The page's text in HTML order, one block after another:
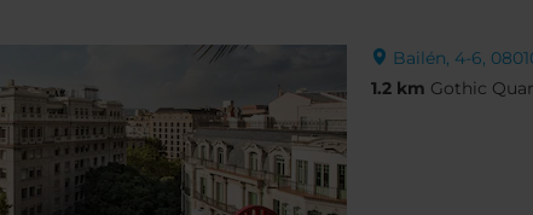
Bailén, 4-6,
1.2 km Gothic